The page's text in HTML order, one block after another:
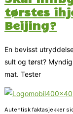
tørstes
Beijing?
En bevisst
sult og tørst?
mat. Tester
Autentisk faktasjekker